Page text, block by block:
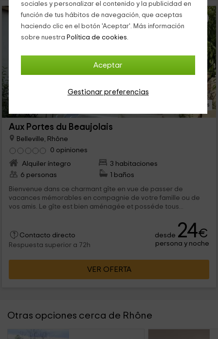
sociales y personalizar el contenido y la publicidad en
función de tus hábitos de navegación, que aceptas
haciendo clic en el botón 'Aceptar'. Más información
sobre nuestra Política de cookies.
Aceptar
Gestionar preferencias
18 Fotos
Aux Portes du Beaujolais
Belleville, Rhône
0 opiniones
Alquiler íntegro
3 habitaciones
6 personas
1 baños
Bienvenue dans ce charmant gîte en vue de passer de
vacances mémorables en compagnie de votre famille ou de
vos amis. Le gîte est bien aménagée et posséde tous...
Contacto directo
Respuesta superior a 72h
desde 24€
persona y noche
VER OFERTA
Otras opciones cerca de Rhône